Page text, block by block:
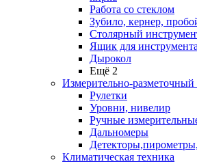
Работа со стеклом
Зубило, кернер,
Столярный
Ящик для инструмента
Дырокол
Ещё 2
Измерительно-разметочный
Рулетки
Уровни, нивелир
Ручные
Дальномеры
Климатическая техника